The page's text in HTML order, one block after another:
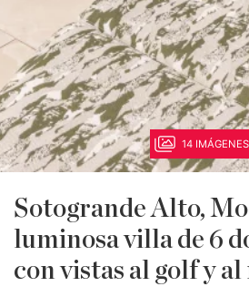
14 IMÁGENES
Sotogrande Alto,
luminosa villa de 6
con vistas al golf y al